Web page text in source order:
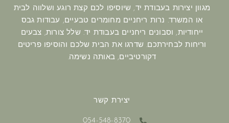
מגוון יצירות בעבודת יד, שיוסיפו לכם קצת רוגע ושלווה לבית
או המשרד. נרות ריחניים מחומרים טבעיים, עבודות גבס
ייחודיות, וסבונים ריחניים בעבודת יד. שלל צורות, צבעים
וריחות לבחירתכם. שדרגו את הבית שלכם והוסיפו פריטים
דקורטיביים, באותה נשימה.
יצירת קשר
054-548-8370